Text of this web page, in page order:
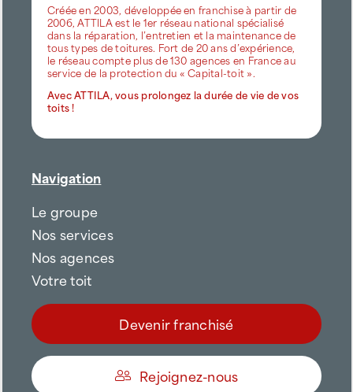
Créée en 2003, développée en franchise à partir de
2006, ATTILA est le 1er réseau national spécialisé
dans la réparation, l’entretien et la maintenance de
tous types de toitures. Fort de 20 ans d’expérience,
le réseau compte plus de 130 agences en France au
service de la protection du « Capital-toit ».
Avec ATTILA, vous prolongez la durée de vie de vos
toits !
Navigation
Le groupe
Nos services
Nos agences
Votre toit
Devenir franchisé
Rejoignez-nous